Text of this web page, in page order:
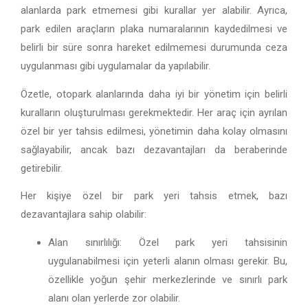
alanlarda park etmemesi gibi kurallar yer alabilir. Ayrıca,
park edilen araçların plaka numaralarının kaydedilmesi ve
belirli bir süre sonra hareket edilmemesi durumunda ceza
uygulanması gibi uygulamalar da yapılabilir.
Özetle, otopark alanlarında daha iyi bir yönetim için belirli
kuralların oluşturulması gerekmektedir. Her araç için ayrılan
özel bir yer tahsis edilmesi, yönetimin daha kolay olmasını
sağlayabilir, ancak bazı dezavantajları da beraberinde
getirebilir.
Her kişiye özel bir park yeri tahsis etmek, bazı
dezavantajlara sahip olabilir:
Alan sınırlılığı: Özel park yeri tahsisinin
uygulanabilmesi için yeterli alanın olması gerekir. Bu,
özellikle yoğun şehir merkezlerinde ve sınırlı park
alanı olan yerlerde zor olabilir.